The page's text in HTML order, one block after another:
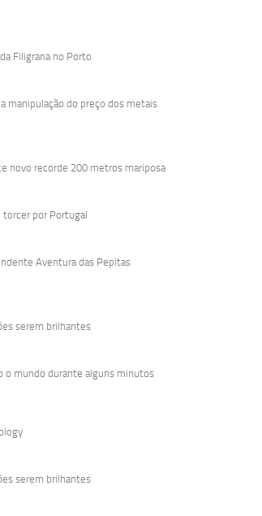
Filigrana no Porto
manipulação do preço dos metais
novo recorde 200 metros mariposa
torcer por Portugal
Aventura das Pepitas
serem brilhantes
o mundo durante alguns minutos
serem brilhantes